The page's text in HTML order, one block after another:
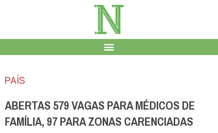
PAÍS
ABERTAS 579 VAGAS PARA MÉDICOS DE
FAMÍLIA, 97 PARA ZONAS CARENCIADAS